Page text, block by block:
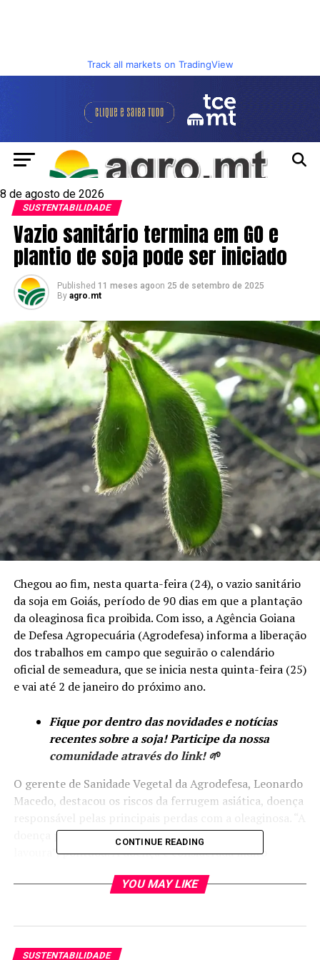
Track all markets on TradingView
8 de agosto de 2026
SUSTENTABILIDADE
Vazio sanitário termina em GO e
plantio de soja pode ser iniciado
Published 11 meses agoon 25 de setembro de 2025
By agro.mt
Chegou ao fim, nesta quarta-feira (24), o vazio sanitário
da soja em Goiás, período de 90 dias em que a plantação
da oleaginosa fica proibida. Com isso, a Agência Goiana
de Defesa Agropecuária (Agrodefesa) informa a liberação
dos trabalhos em campo que seguirão o calendário
oficial de semeadura, que se inicia nesta quinta-feira (25)
e vai até 2 de janeiro do próximo ano.
Fique por dentro das novidades e notícias
recentes sobre a soja! Participe da nossa
comunidade através do link! 🌱
O gerente de Sanidade Vegetal da Agrodefesa, Leonardo
Macedo, destacou os riscos da ferrugem asiática, doença
doença pode acarretar perdas de 70% a 100% da
lavoura”, pontuou. A doença é considerada muito
cresce e a produtividade cai.
durante os três meses de vazio sanitário para verificar a
CONTINUE READING
YOU MAY LIKE
SUSTENTABILIDADE